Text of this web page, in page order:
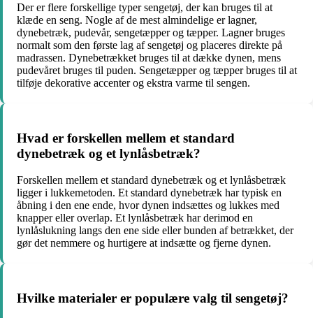
Der er flere forskellige typer sengetøj, der kan bruges til at
klæde en seng. Nogle af de mest almindelige er lagner,
dynebetræk, pudevår, sengetæpper og tæpper. Lagner bruges
normalt som den første lag af sengetøj og placeres direkte på
madrassen. Dynebetrækket bruges til at dække dynen, mens
pudevåret bruges til puden. Sengetæpper og tæpper bruges til at
tilføje dekorative accenter og ekstra varme til sengen.
Hvad er forskellen mellem et standard
dynebetræk og et lynlåsbetræk?
Forskellen mellem et standard dynebetræk og et lynlåsbetræk
ligger i lukkemetoden. Et standard dynebetræk har typisk en
åbning i den ene ende, hvor dynen indsættes og lukkes med
knapper eller overlap. Et lynlåsbetræk har derimod en
lynlåslukning langs den ene side eller bunden af betrækket, der
gør det nemmere og hurtigere at indsætte og fjerne dynen.
Hvilke materialer er populære valg til sengetøj?